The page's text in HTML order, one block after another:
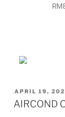
APRIL 19,
AIRCOND